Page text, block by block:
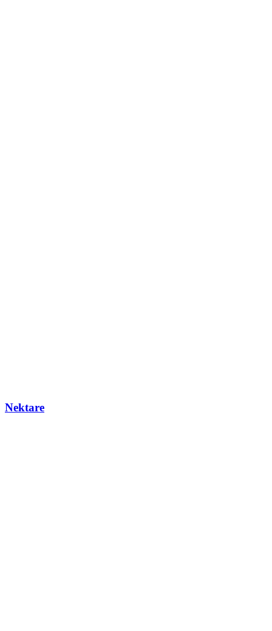
Nektare